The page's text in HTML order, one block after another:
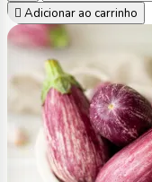
 Adicionar ao carrinho